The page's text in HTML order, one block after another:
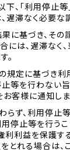
下、「利用停止等
遅滞なく必要な
に基づき、その
には、遅滞なく
。
規定に基づき利
等を行わない
お客様に通知しま
らず、利用停止
停止等を行う
利利益を保護
とれる場合は、